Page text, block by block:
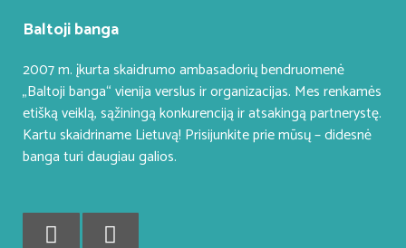
Baltoji banga
2007 m. įkurta skaidrumo ambasadorių bendruomenė
„Baltoji banga“ vienija verslus ir organizacijas. Mes renkamės
etišką veiklą, sąžiningą konkurenciją ir atsakingą partnerystę.
Kartu skaidriname Lietuvą! Prisijunkite prie mūsų – didesnė
banga turi daugiau galios.